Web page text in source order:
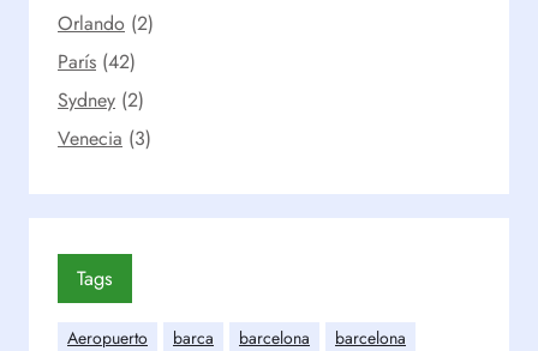
Orlando (2)
París (42)
Sydney (2)
Venecia (3)
Tags
Aeropuerto barca barcelona
barcelona